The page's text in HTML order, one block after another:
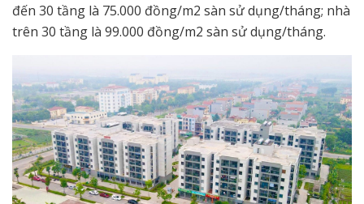
đến 30 tầng là 75.000 đồng/m2 sàn sử dụng/tháng; nhà
trên 30 tầng là 99.000 đồng/m2 sàn sử dụng/tháng.